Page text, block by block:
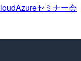
Azureセミナー会